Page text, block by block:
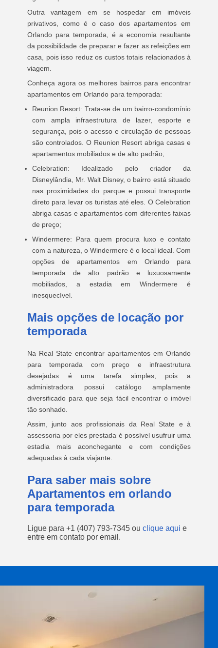
Outra vantagem em se hospedar em imóveis
privativos, como é o caso dos apartamentos em
Orlando para temporada, é a economia resultante
da possibilidade de preparar e fazer as refeições em
casa, pois isso reduz os custos totais relacionados à
viagem.
Conheça agora os melhores bairros para encontrar
apartamentos em Orlando para temporada:
Reunion Resort: Trata-se de um bairro-condomínio
com ampla infraestrutura de lazer, esporte e
segurança, pois o acesso e circulação de pessoas
são controlados. O Reunion Resort abriga casas e
apartamentos mobiliados e de alto padrão;
Celebration: Idealizado pelo criador da
Disneylândia, Mr. Walt Disney, o bairro está situado
nas proximidades do parque e possui transporte
direto para levar os turistas até eles. O Celebration
abriga casas e apartamentos com diferentes faixas
de preço;
Windermere: Para quem procura luxo e contato
com a natureza, o Windermere é o local ideal. Com
opções de apartamentos em Orlando para
temporada de alto padrão e luxuosamente
mobiliados, a estadia em Windermere é
inesquecível.
Mais opções de locação por
temporada
Na Real State encontrar apartamentos em Orlando
para temporada com preço e infraestrutura
desejadas é uma tarefa simples, pois a
administradora possui catálogo amplamente
diversificado para que seja fácil encontrar o imóvel
tão sonhado.
Assim, junto aos profissionais da Real State e à
assessoria por eles prestada é possível usufruir uma
estadia mais aconchegante e com condições
adequadas à cada viajante.
Para saber mais sobre
Apartamentos em orlando
para temporada
Ligue para +1 (407) 793-7345 ou clique aqui e
entre em contato por email.